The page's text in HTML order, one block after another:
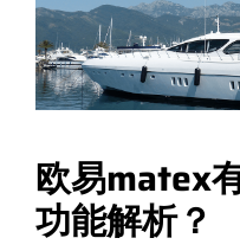
欧易matex
功能解析？